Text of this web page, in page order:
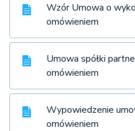
Wzór Umowa o
omówieniem
Umowa spółki
omówieniem
Wypowiedzenie
omówieniem